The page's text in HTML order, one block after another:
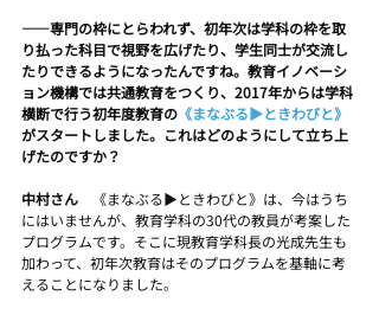
――専門の枠にとらわれず、初年次は学科の枠を取
り払った科目で視野を広げたり、学生同士が交流し
たりできるようになったんですね。教育イノベーシ
ョン機構では共通教育をつくり、2017年からは学科
横断で行う初年度教育の 《まなぶる▶ときわびと》
がスタートしました。これはどのようにして立ち上
げたのですか？
中村さん
《まなぶる▶ときわびと》は、今はうち
にはいませんが、教育学科の30代の教員が考案した
プログラムです。そこに現教育学科長の光成先生も
加わって、初年次教育はそのプログラムを基軸に考
えることになりました。